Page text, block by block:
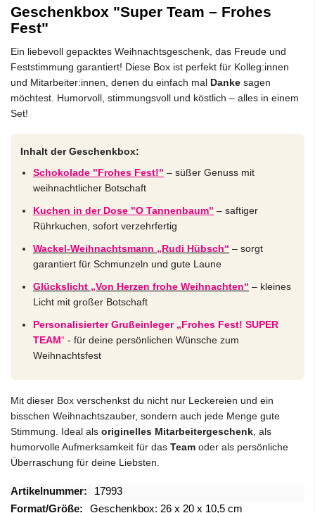
Geschenkbox "Super Team – Frohes
Fest"
Ein liebevoll gepacktes Weihnachtsgeschenk, das Freude und
Feststimmung garantiert! Diese Box ist perfekt für Kolleg:innen
und Mitarbeiter:innen, denen du einfach mal Danke sagen
möchtest. Humorvoll, stimmungsvoll und köstlich – alles in einem
Set!
Inhalt der Geschenkbox:
Schokolade "Frohes Fest!" – süßer Genuss mit
weihnachtlicher Botschaft
Kuchen in der Dose "O Tannenbaum" – saftiger
Rührkuchen, sofort verzehrfertig
Wackel-Weihnachtsmann „Rudi Hübsch“ – sorgt
garantiert für Schmunzeln und gute Laune
Glückslicht „Von Herzen frohe Weihnachten“ – kleines
Licht mit großer Botschaft
Personalisierter Grußeinleger „Frohes Fest! SUPER
TEAM“ - für deine persönlichen Wünsche zum
Weihnachtsfest
Mit dieser Box verschenkst du nicht nur Leckereien und ein
bisschen Weihnachtszauber, sondern auch jede Menge gute
Stimmung. Ideal als originelles Mitarbeitergeschenk , als
humorvolle Aufmerksamkeit für das Team oder als persönliche
Überraschung für deine Liebsten.
Mehr
Informationen
17993
Geschenkbox: 26 x 20 x 10,5 cm